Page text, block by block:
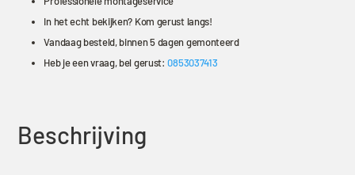
In het echt bekijken? Kom gerust langs!
Vandaag besteld, binnen 5 dagen gemonteerd
Heb je een vraag, bel gerust:0853037413
Beschrijving